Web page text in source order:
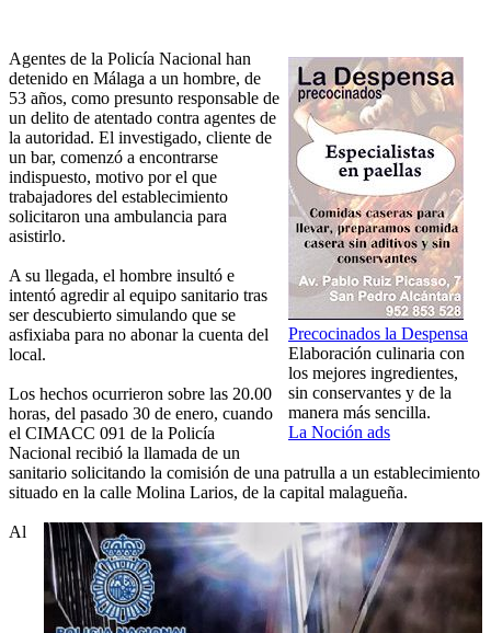
Precocinados la Despensa
Elaboración culinaria con
los mejores ingredientes,
sin conservantes y de la
manera más sencilla.
La Noción ads
Agentes de la Policía Nacional han
detenido en Málaga a un hombre, de
53 años, como presunto responsable de
un delito de atentado contra agentes de
la autoridad. El investigado, cliente de
un bar, comenzó a encontrarse
indispuesto, motivo por el que
trabajadores del establecimiento
solicitaron una ambulancia para
asistirlo.
A su llegada, el hombre insultó e
intentó agredir al equipo sanitario tras
ser descubierto simulando que se
asfixiaba para no abonar la cuenta del
local.
Los hechos ocurrieron sobre las 20.00
horas, del pasado 30 de enero, cuando
el CIMACC 091 de la Policía
Nacional recibió la llamada de un
sanitario solicitando la comisión de una patrulla a un establecimiento
situado en la calle Molina Larios, de la capital malagueña.
Al